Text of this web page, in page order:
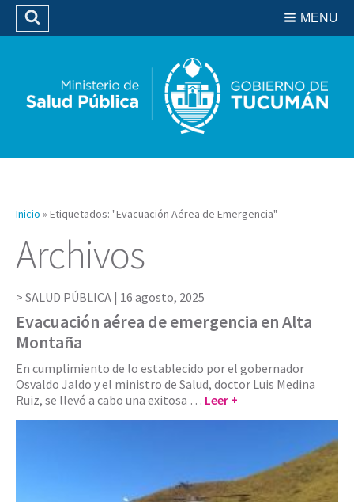
Biblioteca
MENU
Buscar
Inicio » Etiquetados: "Evacuación Aérea de Emergencia"
Archivos
SALUD PÚBLICA | 16 agosto, 2025
Evacuación aérea de emergencia en Alta
Montaña
En cumplimiento de lo establecido por el gobernador
Osvaldo Jaldo y el ministro de Salud, doctor Luis Medina
Ruiz, se llevó a cabo una exitosa … Leer +